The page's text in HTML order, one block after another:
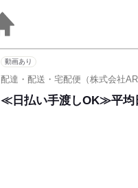
動画あり
配達・配送・宅配便（株式会社
≪日払い手渡しOK≫平均